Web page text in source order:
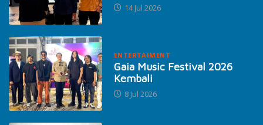
14 Jul 2026
ENTERTAIMENT
Gaia Music Festival 2026
Kembali
8 Jul 2026